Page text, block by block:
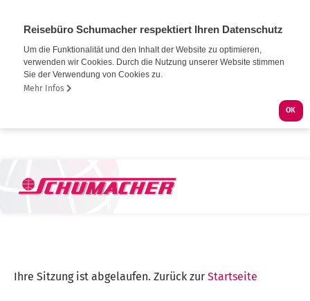
Reisebüro Schumacher respektiert Ihren Datenschutz
Um die Funktionalität und den Inhalt der Website zu optimieren,
verwenden wir Cookies. Durch die Nutzung unserer Website stimmen
Sie der Verwendung von Cookies zu.
Mehr Infos
OK
Ihre Sitzung ist abgelaufen. Zurück zur Startseite